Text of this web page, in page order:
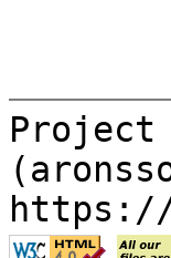
Project
https://